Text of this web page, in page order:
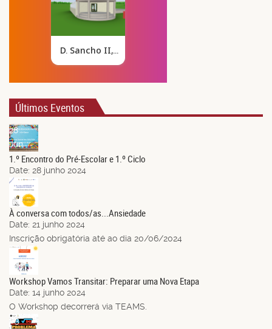
Últimos Eventos
28
Jun.
1.º Encontro do Pré-Escolar e 1.º Ciclo
Date: 28 junho 2024
21
Jun.
À conversa com todos/as...Ansiedade
Date: 21 junho 2024
Inscrição obrigatória até ao dia 20/06/2024
Jun.
Workshop Vamos Transitar: Preparar uma Nova Etapa
Date: 14 junho 2024
O Workshop decorrerá via TEAMS.
03